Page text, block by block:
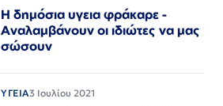
Η δημόσια υγεια φράκαρε -
Αναλαμβάνουν οι ιδιώτες να μας
σώσουν
ΥΓΕΙΑ3 Ιουλίου 2021